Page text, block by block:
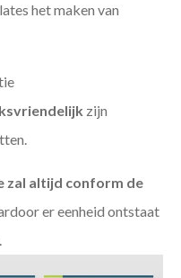
het maken van
zijn
zal altijd conform de
er eenheid ontstaat